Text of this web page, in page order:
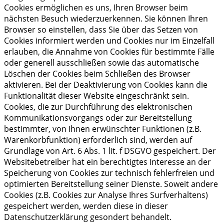
Cookies ermöglichen es uns, Ihren Browser beim
nächsten Besuch wiederzuerkennen. Sie können Ihren
Browser so einstellen, dass Sie über das Setzen von
Cookies informiert werden und Cookies nur im Einzelfall
erlauben, die Annahme von Cookies für bestimmte Fälle
oder generell ausschließen sowie das automatische
Löschen der Cookies beim Schließen des Browser
aktivieren. Bei der Deaktivierung von Cookies kann die
Funktionalität dieser Website eingeschränkt sein.
Cookies, die zur Durchführung des elektronischen
Kommunikationsvorgangs oder zur Bereitstellung
bestimmter, von Ihnen erwünschter Funktionen (z.B.
Warenkorbfunktion) erforderlich sind, werden auf
Grundlage von Art. 6 Abs. 1 lit. f DSGVO gespeichert. Der
Websitebetreiber hat ein berechtigtes Interesse an der
Speicherung von Cookies zur technisch fehlerfreien und
optimierten Bereitstellung seiner Dienste. Soweit andere
Cookies (z.B. Cookies zur Analyse Ihres Surfverhaltens)
gespeichert werden, werden diese in dieser
Datenschutzerklärung gesondert behandelt.